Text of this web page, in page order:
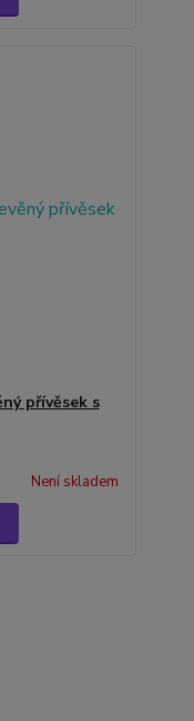
přívěsek s
Není skladem